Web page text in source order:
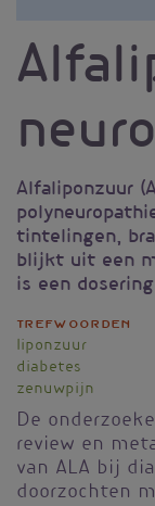
Alfaliponzuur
tintelingen,
blijkt uit een
is een
Trefwoorden
liponzuur
diabetes
zenuwpijn
De
review en
van ALA bij
doorzochten